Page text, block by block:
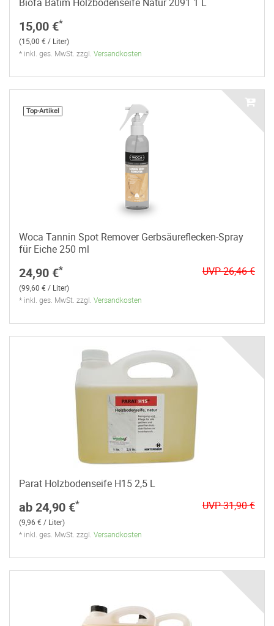
15,00 €*
(15,00 € / Liter)
* inkl. ges. MwSt. zzgl. Versandkosten
Top-Artikel
Woca Tannin Spot Remover Gerbsäureflecken-Spray
für Eiche 250 ml
24,90 €* UVP 26,46 €
(99,60 € / Liter)
* inkl. ges. MwSt. zzgl. Versandkosten
Parat Holzbodenseife H15 2,5 L
ab 24,90 €* UVP 31,90 €
(9,96 € / Liter)
* inkl. ges. MwSt. zzgl. Versandkosten